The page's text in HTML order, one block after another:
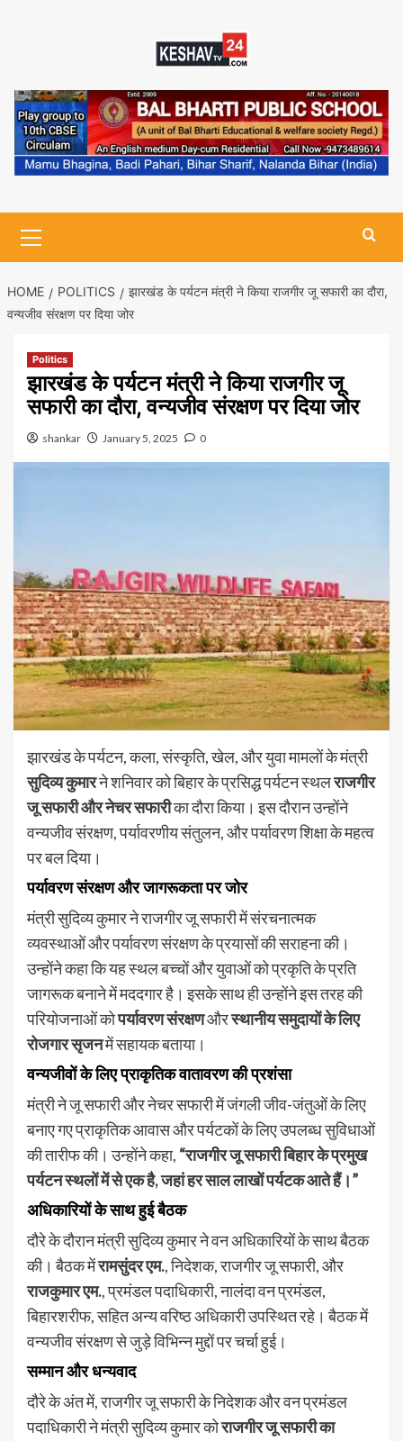
Menu
HOME POLITICS
झारखंड के पर्यटन मंत्री ने किया राजगीर जू सफारी का दौरा,
वन्यजीव संरक्षण पर दिया जोर
Politics
झारखंड के पर्यटन मंत्री ने किया राजगीर जू
सफारी का दौरा, वन्यजीव संरक्षण पर दिया जोर
shankar January 5, 2025 0
झारखंड के पर्यटन, कला, संस्कृति, खेल, और युवा मामलों के मंत्री
सुदिव्य कुमारने शनिवार को बिहार के प्रसिद्ध पर्यटन स्थलराजगीर
जू सफारी और नेचर सफारीका दौरा किया। इस दौरान उन्होंने
वन्यजीव संरक्षण, पर्यावरणीय संतुलन, और पर्यावरण शिक्षा के महत्व
पर बल दिया।
पर्यावरण संरक्षण और जागरूकता पर जोर
मंत्री सुदिव्य कुमार ने राजगीर जू सफारी में संरचनात्मक
व्यवस्थाओं और पर्यावरण संरक्षण के प्रयासों की सराहना की।
उन्होंने कहा कि यह स्थल बच्चों और युवाओं को प्रकृति के प्रति
जागरूक बनाने में मददगार है। इसके साथ ही उन्होंने इस तरह की
परियोजनाओं कोपर्यावरण संरक्षणऔरस्थानीय समुदायों के लिए
रोजगार सृजनमें सहायक बताया।
वन्यजीवों के लिए प्राकृतिक वातावरण की प्रशंसा
मंत्री ने जू सफारी और नेचर सफारी में जंगली जीव-जंतुओं के लिए
बनाए गए प्राकृतिक आवास और पर्यटकों के लिए उपलब्ध सुविधाओं
की तारीफ की। उन्होंने कहा, “राजगीर जू सफारी बिहार के प्रमुख
पर्यटन स्थलों में से एक है, जहां हर साल लाखों पर्यटक आते हैं।”
अधिकारियों के साथ हुई बैठक
दौरे के दौरान मंत्री सुदिव्य कुमार ने वन अधिकारियों के साथ बैठक
की। बैठक मेंरामसुंदर एम., निदेशक, राजगीर जू सफारी, और
राजकुमार एम., प्रमंडल पदाधिकारी, नालंदा वन प्रमंडल,
बिहारशरीफ, सहित अन्य वरिष्ठ अधिकारी उपस्थित रहे। बैठक में
वन्यजीव संरक्षण से जुड़े विभिन्न मुद्दों पर चर्चा हुई।
सम्मान और धन्यवाद
दौरे के अंत में, राजगीर जू सफारी के निदेशक और वन प्रमंडल
पदाधिकारी ने मंत्री सुदिव्य कुमार कोराजगीर जू सफारी का